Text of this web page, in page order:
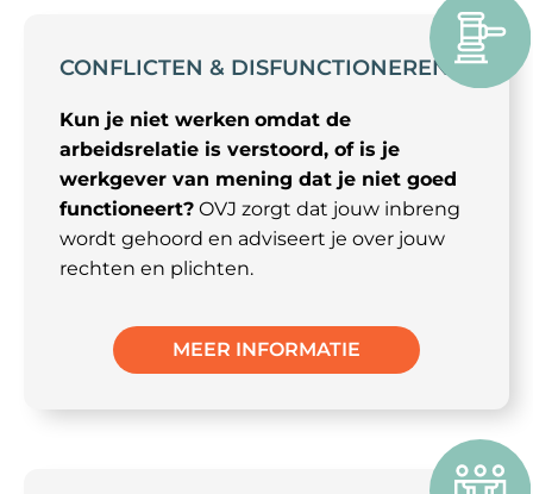
CONFLICTEN & DISFUNCTIONEREN
Kun je niet werken omdat de
arbeidsrelatie is verstoord, of is je
werkgever van mening dat je niet goed
functioneert? OVJ zorgt dat jouw inbreng
wordt gehoord en adviseert je over jouw
rechten en plichten.
MEER INFORMATIE